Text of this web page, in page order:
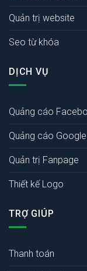
Quản trị website
Seo từ khóa
DỊCH VỤ
Quảng cáo
Quảng cáo Google
Quản trị Fanpage
Thiết kế Logo
TRỢ GIÚP
Thanh toán